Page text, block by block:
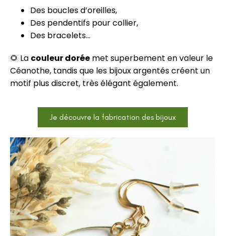
Des boucles d’oreilles,
Des pendentifs pour collier,
Des bracelets…
🌻 La couleur dorée met superbement en valeur le
Céanothe, tandis que les bijoux argentés créent un
motif plus discret, très élégant également.
Je découvre la fabrication des bijoux